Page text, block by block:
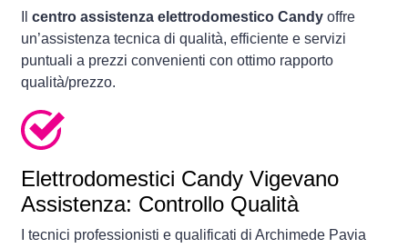
centro assistenza elettrodomestico Candy offre
un’assistenza tecnica di qualità, efficiente e servizi
puntuali a prezzi convenienti con ottimo rapporto
qualità/prezzo.
Elettrodomestici Candy Vigevano
Assistenza: Controllo Qualità
I tecnici professionisti e qualificati di Archimede Pavia